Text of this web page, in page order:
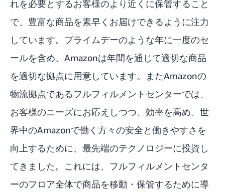
れを必要とするお客様のより近くに保管すること
で、豊富な商品を素早くお届けできるように注力
しています。プライムデーのような年に一度のセ
ールを含め、Amazonは年間を通じて適切な商品
を適切な拠点に用意しています。またAmazonの
物流拠点であるフルフィルメントセンターでは、
お客様のニーズにお応えしつつ、効率を高め、世
界中のAmazonで働く方々の安全と働きやすさを
向上するために、最先端のテクノロジーに投資し
てきました。これには、フルフィルメントセンタ
ーのフロア全体で商品を移動・保管するために導